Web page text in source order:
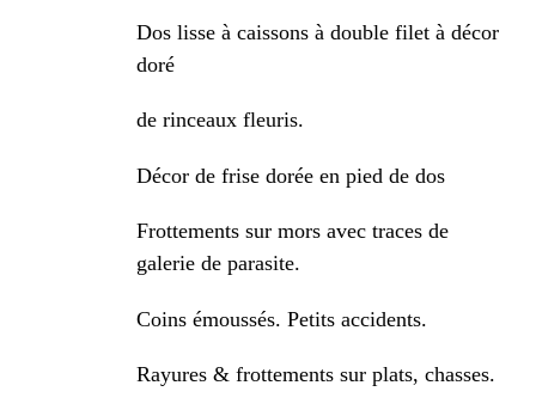
Dos lisse à caissons à double filet à décor
doré
de rinceaux fleuris.
Décor de frise dorée en pied de dos
Frottements sur mors avec traces de
galerie de parasite.
Coins émoussés. Petits accidents.
Rayures & frottements sur plats, chasses.